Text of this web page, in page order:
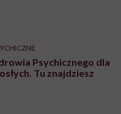
Psychicznego dla
Tu znajdziesz